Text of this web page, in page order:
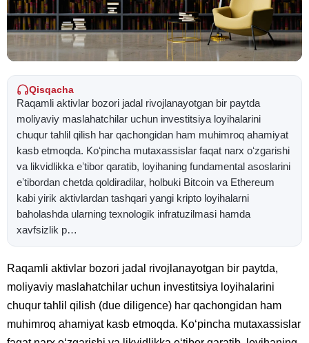
Qisqacha
Raqamli aktivlar bozori jadal rivojlanayotgan bir paytda
moliyaviy maslahatchilar uchun investitsiya loyihalarini
chuqur tahlil qilish har qachongidan ham muhimroq ahamiyat
kasb etmoqda. Koʻpincha mutaxassislar faqat narx oʻzgarishi
va likvidlikka eʼtibor qaratib, loyihaning fundamental asoslarini
eʼtibordan chetda qoldiradilar, holbuki Bitcoin va Ethereum
kabi yirik aktivlardan tashqari yangi kripto loyihalarni
baholashda ularning texnologik infratuzilmasi hamda
xavfsizlik p…
Raqamli aktivlar bozori jadal rivojlanayotgan bir paytda,
moliyaviy maslahatchilar uchun investitsiya loyihalarini
chuqur tahlil qilish (due diligence) har qachongidan ham
muhimroq ahamiyat kasb etmoqda. Koʻpincha mutaxassislar